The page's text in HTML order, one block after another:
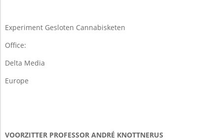
Experiment Gesloten Cannabisketen
Office:
Delta Media
Europe
VOORZITTER PROFESSOR ANDRÉ KNOTTNERUS